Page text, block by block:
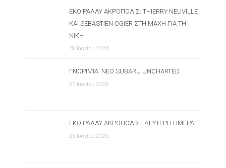
ΕΚΟ ΡΆΛΛΥ ΑΚΡΌΠΟΛΙΣ: THIERRY NEUVILLE
ΚΑΙ SEBASTIEN OGIER ΣΤΗ ΜΆΧΗ ΓΙΑ ΤΗ
ΝΊΚΗ
28 Ιουνίου 2026
ΓΝΩΡΙΜΊΑ: ΝΈΟ SUBARU UNCHARTED
27 Ιουνίου 2026
ΕΚΟ ΡΆΛΛΥ ΑΚΡΌΠΟΛΙΣ : ΔΕΎΤΕΡΗ ΗΜΈΡΑ
26 Ιουνίου 2026